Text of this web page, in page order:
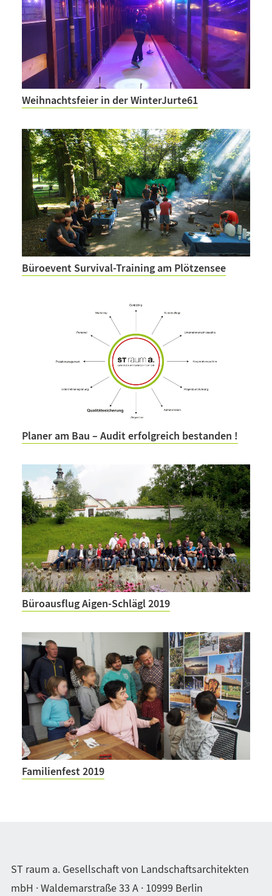
Weihnachtsfeier in der WinterJurte61
Büroevent Survival-Training am Plötzensee
Planer am Bau – Audit erfolgreich bestanden !
Büroausflug Aigen-Schlägl 2019
Familienfest 2019
ST raum a. Gesellschaft von Landschaftsarchitekten
mbH · Waldemarstraße 33 A · 10999 Berlin